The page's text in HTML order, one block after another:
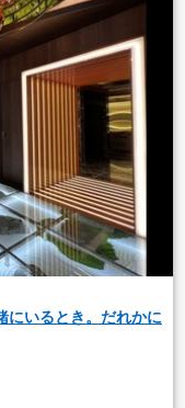
にいるとき。だれかに